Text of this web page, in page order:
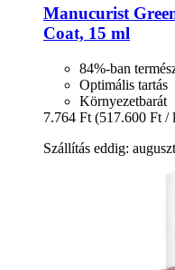
Manucurist
Coat, 15 ml
84%-ban
Optimális tartás
Környezetbarát
7.764 Ft (517.600 Ft /
Szállítás eddig: